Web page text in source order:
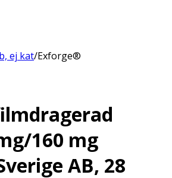
ej kat/Exforge®
160 mg
AB, 28